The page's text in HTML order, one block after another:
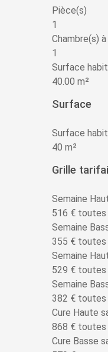
Pièce(s)
1
Chambre(s)
1
Surface
40.00 m²
Surface
Surface
40 m²
Grille
Semaine
516 € toutes
Semaine
355 € toutes
Semaine
529 € toutes
Semaine
382 € toutes
Cure Haute
868 € toutes
Cure Basse